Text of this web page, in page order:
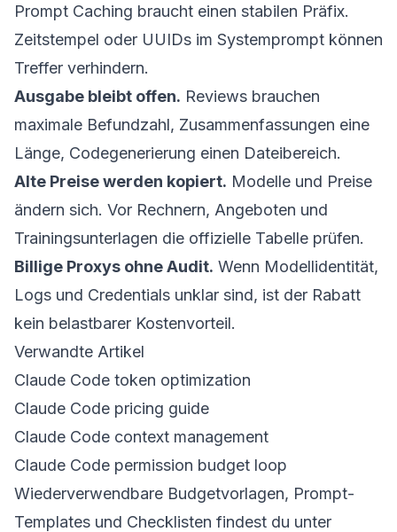
Prompt Caching braucht einen stabilen Präfix.
Zeitstempel oder UUIDs im Systemprompt können
Treffer verhindern.
Ausgabe bleibt offen. Reviews brauchen
maximale Befundzahl, Zusammenfassungen eine
Länge, Codegenerierung einen Dateibereich.
Alte Preise werden kopiert. Modelle und Preise
ändern sich. Vor Rechnern, Angeboten und
Trainingsunterlagen die offizielle Tabelle prüfen.
Billige Proxys ohne Audit. Wenn Modellidentität,
Logs und Credentials unklar sind, ist der Rabatt
kein belastbarer Kostenvorteil.
Verwandte Artikel
Claude Code token optimization
Claude Code pricing guide
Claude Code context management
Claude Code permission budget loop
Wiederverwendbare Budgetvorlagen, Prompt-
Templates und Checklisten findest du unter